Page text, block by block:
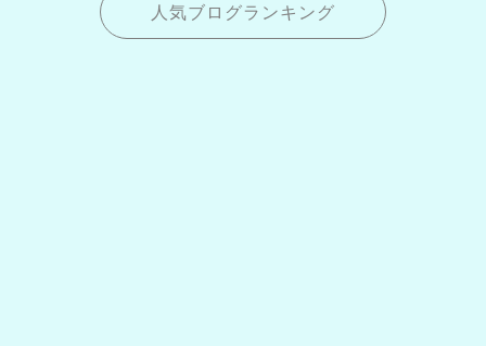
人気ブログランキング